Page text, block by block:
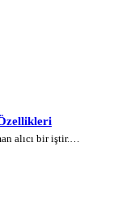
alıcı bir iştir.…